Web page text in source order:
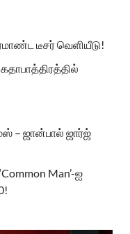
டீசர் வெளியீடு!
– ஜான்பால் ஜார்ஜ்
Man’-ஐ